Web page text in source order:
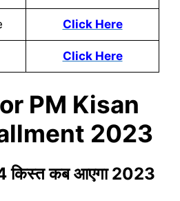
Click Here
Click Here
PM Kisan
2023
किस्त कब आएगा 2023